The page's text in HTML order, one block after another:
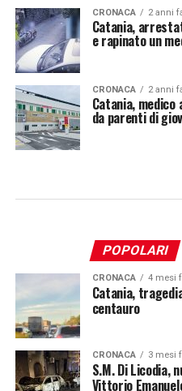
CRONACA 2 anni
Catania,
e rapinato un
CRONACA 2 anni
Catania, medico
da parenti di
POPOLARI
CRONACA 4 mesi
Catania,
centauro
CRONACA 3 mesi
S.M. Di Licodia,
Vittorio